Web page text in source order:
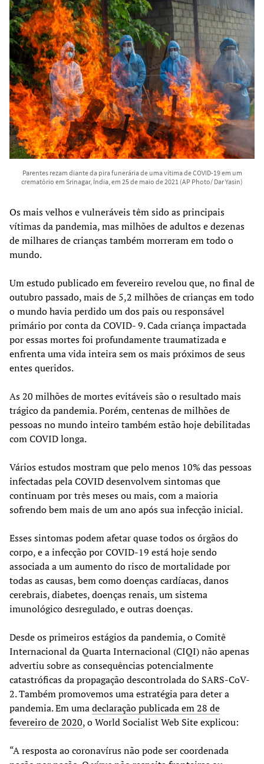
Parentes rezam diante da pira funerária de uma vítima de COVID-19 em um
crematório em Srinagar, Índia, em 25 de maio de 2021 (AP Photo/ Dar Yasin)
Os mais velhos e vulneráveis têm sido as principais
vítimas da pandemia, mas milhões de adultos e dezenas
de milhares de crianças também morreram em todo o
mundo.
Um estudo publicado em fevereiro revelou que, no final de
outubro passado, mais de 5,2 milhões de crianças em todo
o mundo havia perdido um dos pais ou responsável
primário por conta da COVID- 9. Cada criança impactada
por essas mortes foi profundamente traumatizada e
enfrenta uma vida inteira sem os mais próximos de seus
entes queridos.
As 20 milhões de mortes evitáveis são o resultado mais
trágico da pandemia. Porém, centenas de milhões de
pessoas no mundo inteiro também estão hoje debilitadas
com COVID longa.
Vários estudos mostram que pelo menos 10% das pessoas
infectadas pela COVID desenvolvem sintomas que
continuam por três meses ou mais, com a maioria
sofrendo bem mais de um ano após sua infecção inicial.
Esses sintomas podem afetar quase todos os órgãos do
corpo, e a infecção por COVID-19 está hoje sendo
associada a um aumento do risco de mortalidade por
todas as causas, bem como doenças cardíacas, danos
cerebrais, diabetes, doenças renais, um sistema
imunológico desregulado, e outras doenças.
Desde os primeiros estágios da pandemia, o Comitê
Internacional da Quarta Internacional (CIQI) não apenas
advertiu sobre as consequências potencialmente
catastróficas da propagação descontrolada do SARS-CoV-
2. Também promovemos uma estratégia para deter a
pandemia. Em umadeclaração publicada em 28 de
fevereiro de 2020, o World Socialist Web Site explicou:
“A resposta ao coronavírus não pode ser coordenada